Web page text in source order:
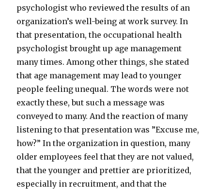
psychologist who reviewed the results of an
organization’s well-being at work survey. In
that presentation, the occupational health
psychologist brought up age management
many times. Among other things, she stated
that age management may lead to younger
people feeling unequal. The words were not
exactly these, but such a message was
conveyed to many. And the reaction of many
listening to that presentation was ”Excuse me,
how?” In the organization in question, many
older employees feel that they are not valued,
that the younger and prettier are prioritized,
especially in recruitment, and that the